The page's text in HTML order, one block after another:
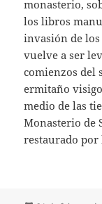
monasterio,
los libros
invasión de
vuelve a ser
comienzos del
ermitaño
medio de las
Monasterio de
restaurado por